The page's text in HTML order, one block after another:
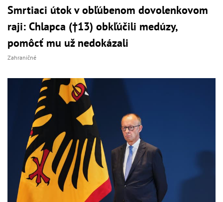
Smrtiaci útok v obľúbenom dovolenkovom
raji: Chlapca (†13) obkľúčili medúzy,
pomôcť mu už nedokázali
Zahraničné